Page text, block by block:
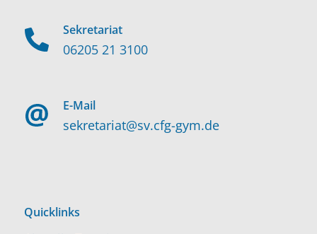
Sekretariat
06205 21 3100
E-Mail
sekretariat@sv.cfg-gym.de
Quicklinks